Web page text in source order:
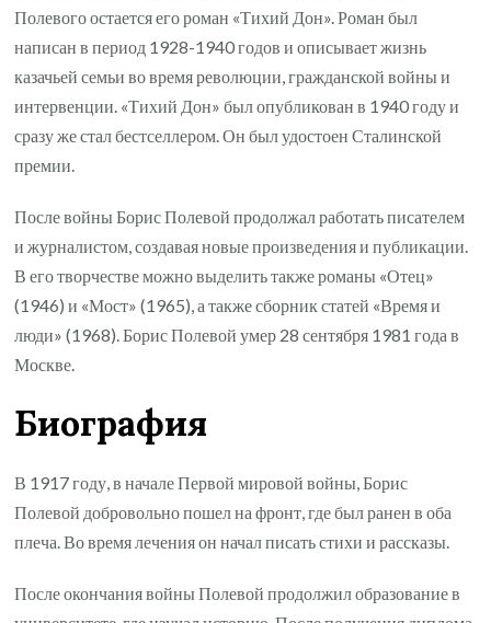
Полевого остается его роман «Тихий Дон». Роман был
написан в период 1928-1940 годов и описывает жизнь
казачьей семьи во время революции, гражданской войны и
интервенции. «Тихий Дон» был опубликован в 1940 году и
сразу же стал бестселлером. Он был удостоен Сталинской
премии.
После войны Борис Полевой продолжал работать писателем
и журналистом, создавая новые произведения и публикации.
В его творчестве можно выделить также романы «Отец»
(1946) и «Мост» (1965), а также сборник статей «Время и
люди» (1968). Борис Полевой умер 28 сентября 1981 года в
Москве.
Биография
В 1917 году, в начале Первой мировой войны, Борис
Полевой добровольно пошел на фронт, где был ранен в оба
плеча. Во время лечения он начал писать стихи и рассказы.
После окончания войны Полевой продолжил образование в